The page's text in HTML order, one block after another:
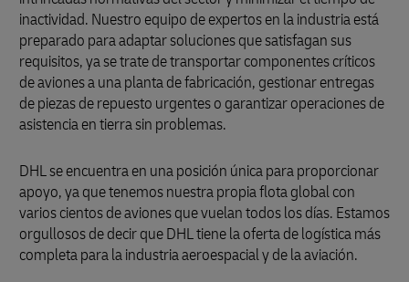
inactividad. Nuestro equipo de expertos en la industria está
preparado para adaptar soluciones que satisfagan sus
requisitos, ya se trate de transportar componentes críticos
de aviones a una planta de fabricación, gestionar entregas
de piezas de repuesto urgentes o garantizar operaciones de
asistencia en tierra sin problemas.
DHL se encuentra en una posición única para proporcionar
apoyo, ya que tenemos nuestra propia flota global con
varios cientos de aviones que vuelan todos los días. Estamos
orgullosos de decir que DHL tiene la oferta de logística más
completa para la industria aeroespacial y de la aviación.